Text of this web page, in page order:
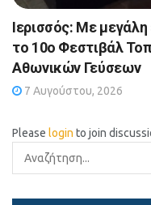
Ιερισσός: Με μεγάλη
το 10ο Φεστιβάλ
Αθωνικών Γεύσεων
7 Αυγούστου, 2026
Please login to join